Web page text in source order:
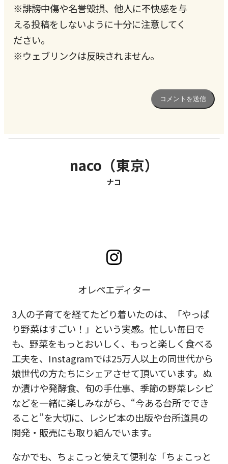
※誹謗中傷や名誉毀損、他人に不快感を与
える投稿をしないように十分に注意してく
ださい。
※ウェブリンクは反映されません。
naco（東京）
ナコ
オレペエディター
3人の子育てを経てたどり着いたのは、「やっぱ
り野菜はすごい！ 」という実感。忙しい毎日で
も、野菜をもっとおいしく、 もっと楽しく食べる
工夫を、 Instagramでは25万人以上の同世代から
娘世代の方たちにシェアさせて頂いています。ぬ
か漬けや発酵食、旬の手仕事、 季節の野菜レシピ
などを一緒に楽しみながら、“今ある台所ででき
ること”を大切に、
レシピ本の出版や台所道具の
開発・販売にも取り組んでいます。
なかでも、ちょこっと使えて便利な「ちょこっと